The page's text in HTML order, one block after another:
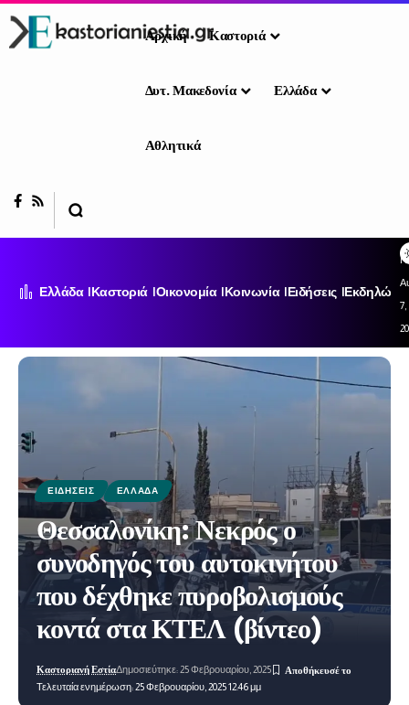
Αρχική Καστοριά
Δυτ. Μακεδονία Ελλάδα
Αθλητικά
Ελλάδα Καστοριά Οικονομία Κοινωνία Ειδήσεις
7,
ΕΙΔΉΣΕΙΣ ΕΛΛΆΔΑ
Θεσσαλονίκη: Νεκρός ο
συνοδηγός του αυτοκινήτου
που δέχθηκε πυροβολισμούς
κοντά στα ΚΤΕΛ (βίντεο)
Τελευταία ενημέρωση: 25 Φεβρουαρίου, 2025 12:46 μμ
Καστοριανή ΕστίαΔημοσιεύτηκε: 25 Φεβρουαρίου, 2025